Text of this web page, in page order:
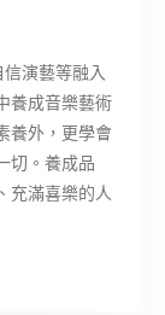
演藝等融入
養成音樂藝術
養外，更學會
切。養成品
充滿喜樂的人